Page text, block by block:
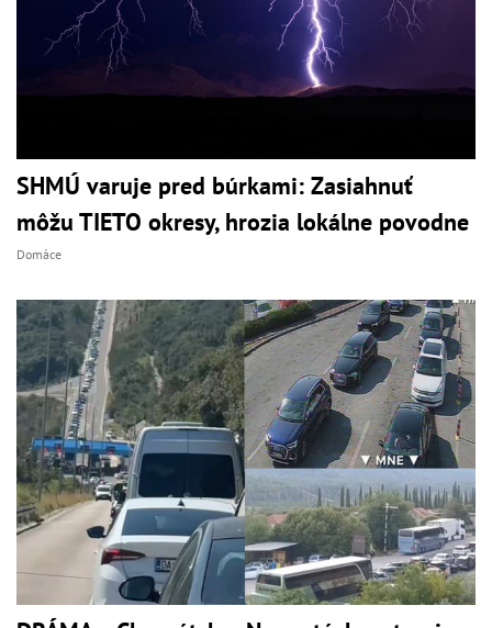
SHMÚ varuje pred búrkami: Zasiahnuť
môžu TIETO okresy, hrozia lokálne povodne
Domáce